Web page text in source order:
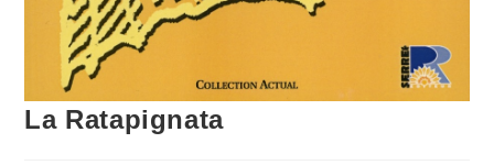
La Ratapignata